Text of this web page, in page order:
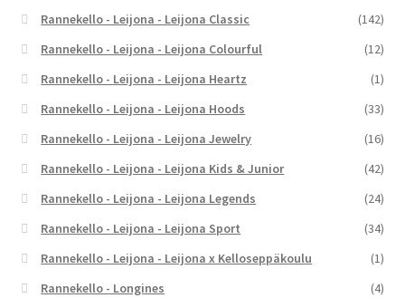
Rannekello - Leijona - Leijona Classic
(142)
Rannekello - Leijona - Leijona Colourful
(12)
Rannekello - Leijona - Leijona Heartz
(1)
Rannekello - Leijona - Leijona Hoods
(33)
Rannekello - Leijona - Leijona Jewelry
(16)
Rannekello - Leijona - Leijona Kids & Junior
(42)
Rannekello - Leijona - Leijona Legends
(24)
Rannekello - Leijona - Leijona Sport
(34)
Rannekello - Leijona - Leijona x Kelloseppäkoulu
(1)
Rannekello - Longines
(4)